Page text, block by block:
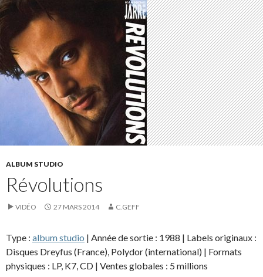
ALBUM STUDIO
Révolutions
VIDÉO 27 MARS 2014 C.GEFF
Type : album studio | Année de sortie : 1988 | Labels originaux :
Disques Dreyfus (France), Polydor (international) | Formats
physiques : LP, K7, CD | Ventes globales : 5 millions